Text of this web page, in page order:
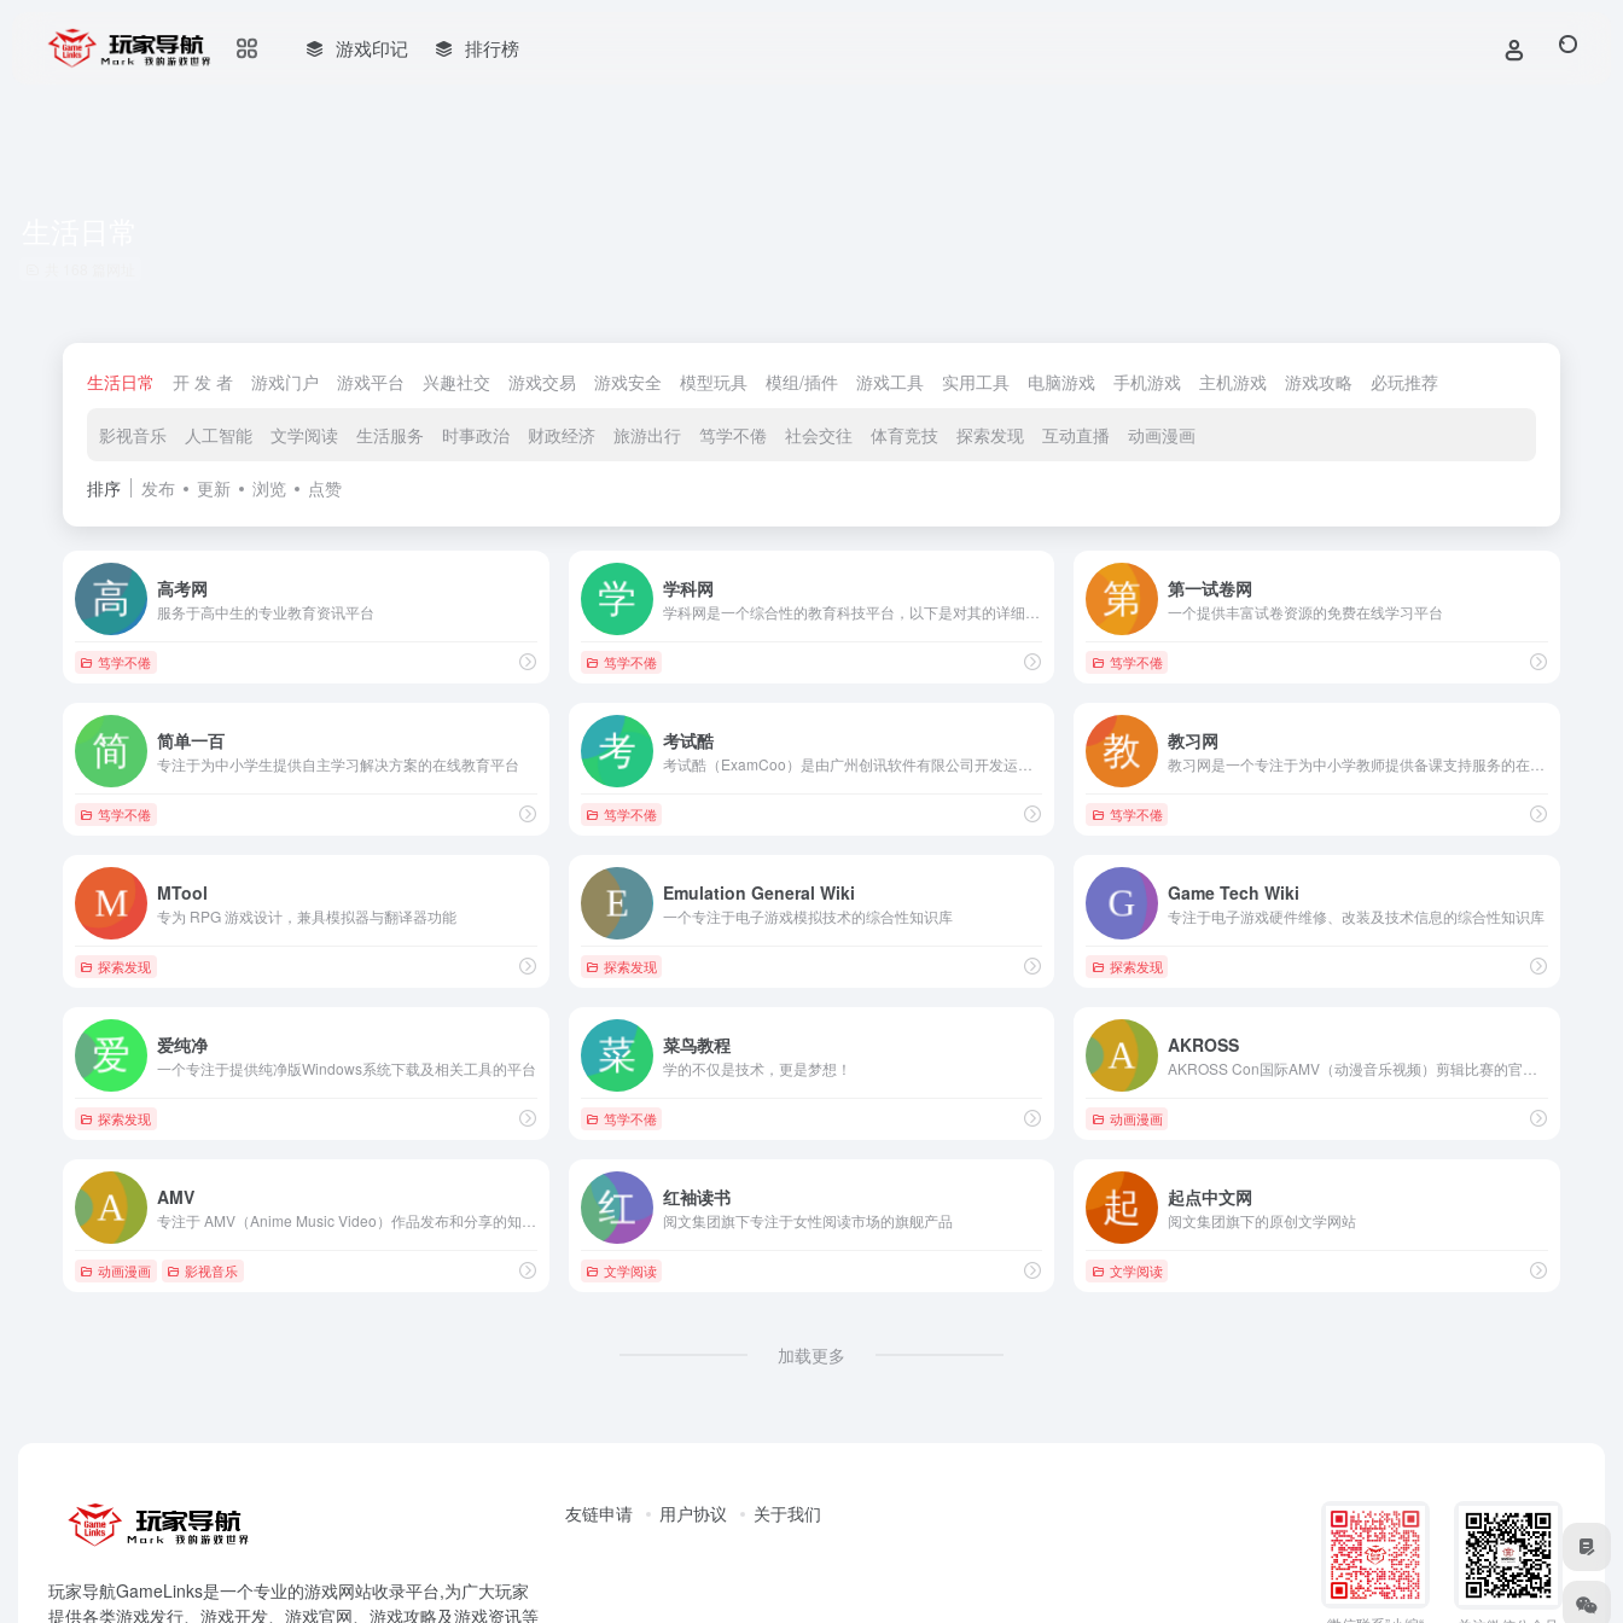
游戏印记 排行榜
生活日常 开 发 者 游戏门户 游戏平台 兴趣社交 游戏交易 游戏安全 模型玩具 模组/插件 游戏工具 实用工具 电脑游戏 手机游戏 主机游戏 游戏攻略 必玩推荐
影视音乐 人工智能 文学阅读 生活服务 时事政治 财政经济 旅游出行 笃学不倦 社会交往 体育竞技 探索发现 互动直播 动画漫画
排序 发布 更新 浏览 点赞
高考网
服务于高中生的专业教育资讯平台
笃学不倦
学科网
笃学不倦
第一试卷网
一个提供丰富试卷资源的免费在线学习平台
笃学不倦
简单一百
专注于为中小学生提供自主学习解决方案的在线教育平台
笃学不倦
考试酷
笃学不倦
教习网
笃学不倦
MTool
专为 RPG 游戏设计，兼具模拟器与翻译器功能
探索发现
Emulation General Wiki
一个专注于电子游戏模拟技术的综合性知识库
探索发现
Game Tech Wiki
专注于电子游戏硬件维修、改装及技术信息的综合性知识库
探索发现
爱纯净
一个专注于提供纯净版Windows系统下载及相关工具的平台
探索发现
菜鸟教程
学的不仅是技术，更是梦想！
笃学不倦
AKROSS
动画漫画
AMV
动画漫画 影视音乐
红袖读书
阅文集团旗下专注于女性阅读市场的旗舰产品
文学阅读
起点中文网
阅文集团旗下的原创文学网站
文学阅读
加载更多
玩家导航GameLinks是一个专业的游戏网站收录平台,为广大玩家
提供各类游戏发行、游戏开发、游戏官网、游戏攻略及游戏资讯等
友链申请 用户协议 关于我们